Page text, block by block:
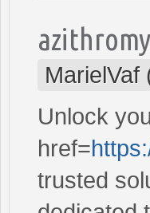
MarielVaf
Unlock
href=
trusted